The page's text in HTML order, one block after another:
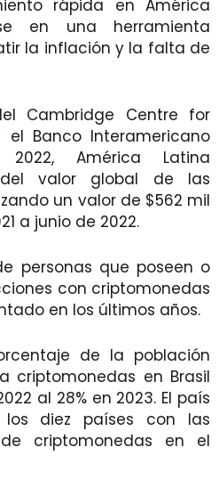
rápida en América
en una herramienta
la inflación y la falta de
Cambridge Centre for
el Banco Interamericano
América Latina
del valor global de las
un valor de $562 mil
a junio de 2022.
personas que poseen o
con criptomonedas
en los últimos años.
de la población
criptomonedas en Brasil
al 28% en 2023. El país
diez países con las
criptomonedas en el